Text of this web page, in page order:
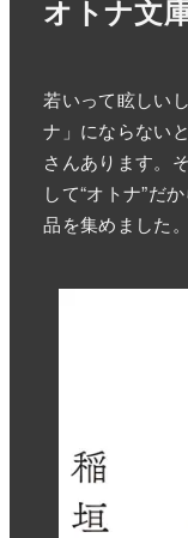
オトナ文
若いって眩しい
ナ」にならない
さんあります。
して“オトナ”だ
品を集めました。